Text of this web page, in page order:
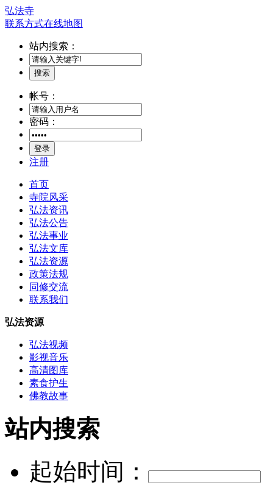
弘法寺
联系方式在线地图
站内搜索：
搜索
帐号：
密码：
登录
注册
首页
寺院风采
弘法资讯
弘法公告
弘法事业
弘法文库
弘法资源
政策法规
同修交流
联系我们
弘法资源
弘法视频
影视音乐
高清图库
素食护生
佛教故事
站内搜索
起始时间：